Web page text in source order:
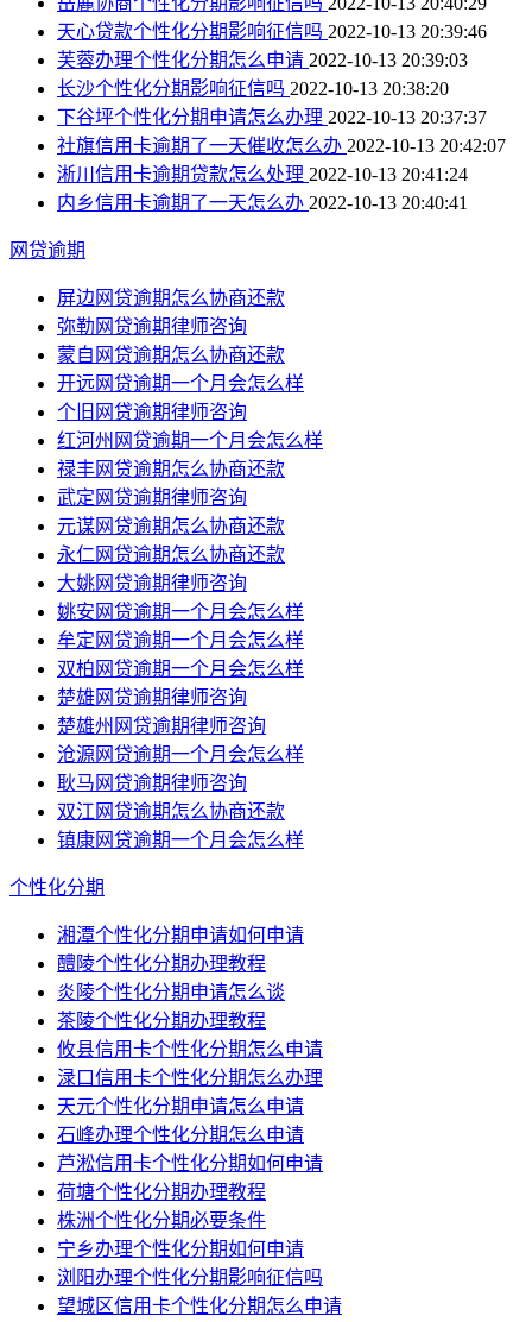
天心贷款个性化分期影响征信吗 2022-10-13 20:39:46
芙蓉办理个性化分期怎么申请 2022-10-13 20:39:03
长沙个性化分期影响征信吗 2022-10-13 20:38:20
下谷坪个性化分期申请怎么办理 2022-10-13 20:37:37
社旗信用卡逾期了一天催收怎么办 2022-10-13 20:42:07
淅川信用卡逾期贷款怎么处理 2022-10-13 20:41:24
内乡信用卡逾期了一天怎么办 2022-10-13 20:40:41
网贷逾期
屏边网贷逾期怎么协商还款
弥勒网贷逾期律师咨询
蒙自网贷逾期怎么协商还款
开远网贷逾期一个月会怎么样
个旧网贷逾期律师咨询
红河州网贷逾期一个月会怎么样
禄丰网贷逾期怎么协商还款
武定网贷逾期律师咨询
元谋网贷逾期怎么协商还款
永仁网贷逾期怎么协商还款
大姚网贷逾期律师咨询
姚安网贷逾期一个月会怎么样
牟定网贷逾期一个月会怎么样
双柏网贷逾期一个月会怎么样
楚雄网贷逾期律师咨询
楚雄州网贷逾期律师咨询
沧源网贷逾期一个月会怎么样
耿马网贷逾期律师咨询
双江网贷逾期怎么协商还款
镇康网贷逾期一个月会怎么样
个性化分期
湘潭个性化分期申请如何申请
醴陵个性化分期办理教程
炎陵个性化分期申请怎么谈
茶陵个性化分期办理教程
攸县信用卡个性化分期怎么申请
渌口信用卡个性化分期怎么办理
天元个性化分期申请怎么申请
石峰办理个性化分期怎么申请
芦淞信用卡个性化分期如何申请
荷塘个性化分期办理教程
株洲个性化分期必要条件
宁乡办理个性化分期如何申请
浏阳办理个性化分期影响征信吗
望城区信用卡个性化分期怎么申请